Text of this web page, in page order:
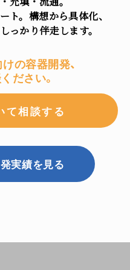
ト。構想から具体化、
っかり伴走します。
の容器開発、
ださい。
て相談する
実績を見る